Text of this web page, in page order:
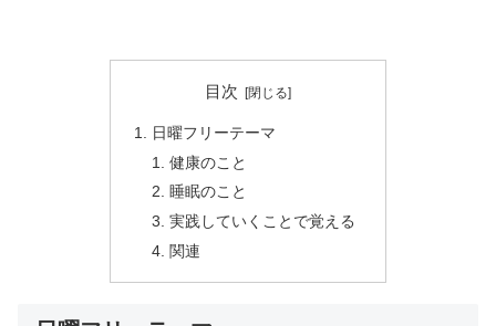
目次
日曜フリーテーマ
健康のこと
睡眠のこと
実践していくことで覚える
関連